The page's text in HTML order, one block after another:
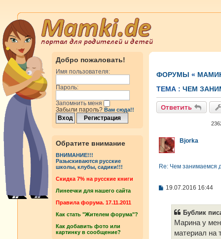
Добро пожаловать!
Имя пользователя:
Пароль:
Запомнить меня
Забыли пароль? Вам сюда!!
Обратите внимание
ВНИМАНИЕ!!!
Разыскиваются русские
школы, клубы, садики!!!
Cкидка 7% на русские книги
Линеечки для нашего сайта
Правила форума. 17.11.2011
Как стать "Жителем форума"?
Как добавить фото или
картинку в сообщение?
ФОРУМЫ «
ТЕМА : ЧЕМ
Ответить
Bjorka
Re: Чем занимаемся
С19.07.2016 16:44
Бублик
Марина у
материал на